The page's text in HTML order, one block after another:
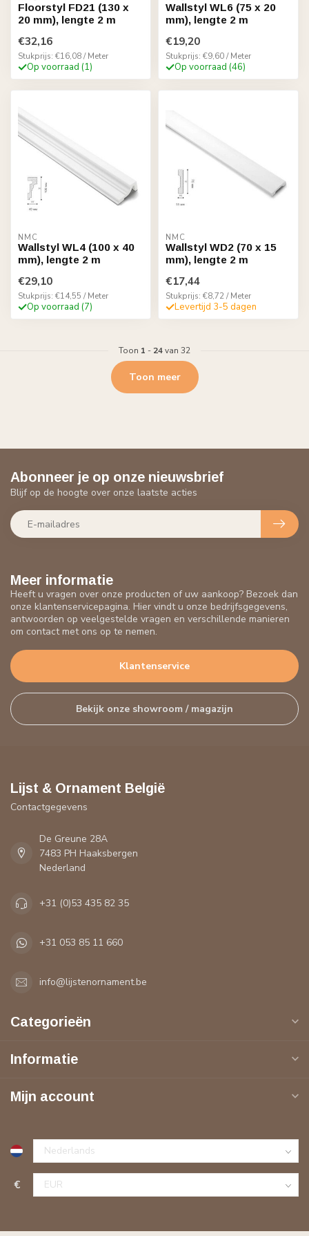
Floorstyl FD21 (130 x
20 mm), lengte 2 m
€32,16
Stukprijs: €16,08 / Meter
Op voorraad (1)
Wallstyl WL6 (75 x 20
mm), lengte 2 m
€19,20
Stukprijs: €9,60 / Meter
Op voorraad (46)
NMC
Wallstyl WL4 (100 x 40
mm), lengte 2 m
€29,10
Stukprijs: €14,55 / Meter
Op voorraad (7)
NMC
Wallstyl WD2 (70 x 15
mm), lengte 2 m
€17,44
Stukprijs: €8,72 / Meter
Levertijd 3-5 dagen
Toon 1 - 24van 32
Toon meer
Meer informatie
Heeft u vragen over onze producten of uw aankoop? Bezoek dan
onze klantenservicepagina. Hier vindt u onze bedrijfsgegevens,
antwoorden op veelgestelde vragen en verschillende manieren
om contact met ons op te nemen.
Klantenservice
Bekijk onze showroom / magazijn
Abonneer je op onze nieuwsbrief
Blijf op de hoogte over onze laatste acties
Lijst & Ornament België
Contactgegevens
De Greune 28A
7483 PH Haaksbergen
Nederland
+31 (0)53 435 82 35
+31 053 85 11 660
info@lijstenornament.be
Categorieën
Informatie
Mijn account
€